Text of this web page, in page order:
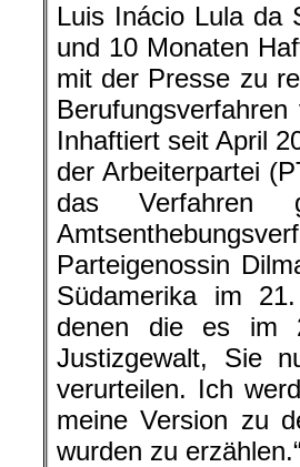
Luis Inácio Lula da
und 10 Monaten
mit der Presse zu
Inhaftiert seit April
der Arbeiterpartei
das Verfahren
Parteigenossin
Südamerika im
denen die es im
Justizgewalt, Sie
verurteilen. Ich
meine Version zu
wurden zu erzählen.“